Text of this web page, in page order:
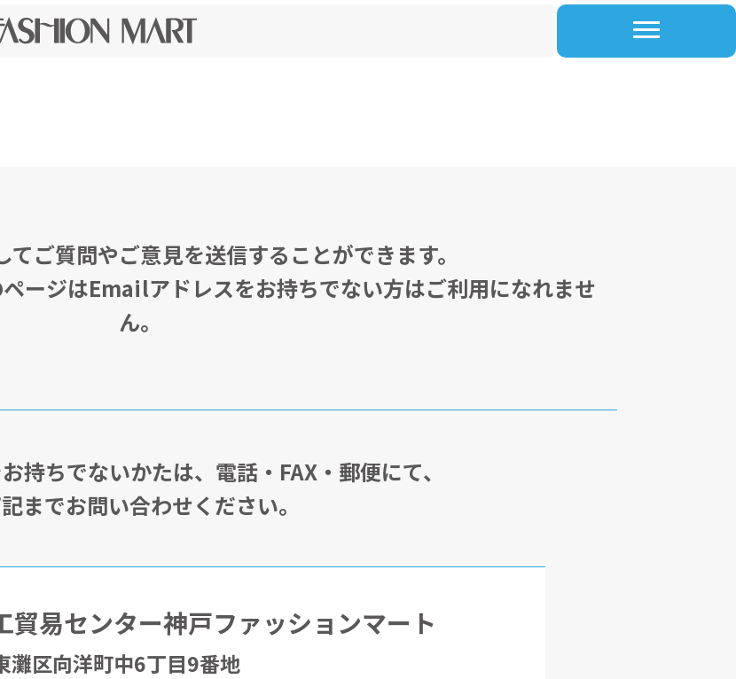
てご質問やご意見を送信することができます。
ージはEmailアドレスをお持ちでない方はご利用になれませ
ん。
持ちでないかたは、電話・FAX・郵便にて、
までお問い合わせください。
貿易センター神戸ファッションマート
区向洋町中6丁目9番地